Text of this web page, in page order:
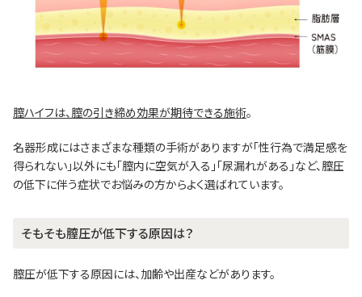
膣ハイフは、膣の引き締め効果が期待できる施術。
名器形成にはさまざまな種類の手術がありますが「性行為で満足感を
得られない」以外にも「膣内に空気が入る」「尿漏れがある」など、膣圧
の低下に伴う症状でお悩みの方からよく選ばれています。
そもそも膣圧が低下する原因は？
膣圧が低下する原因には、加齢や出産などがあります。